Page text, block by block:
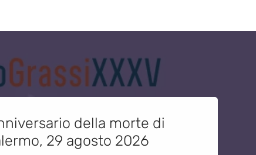
della morte di
29 agosto 2026